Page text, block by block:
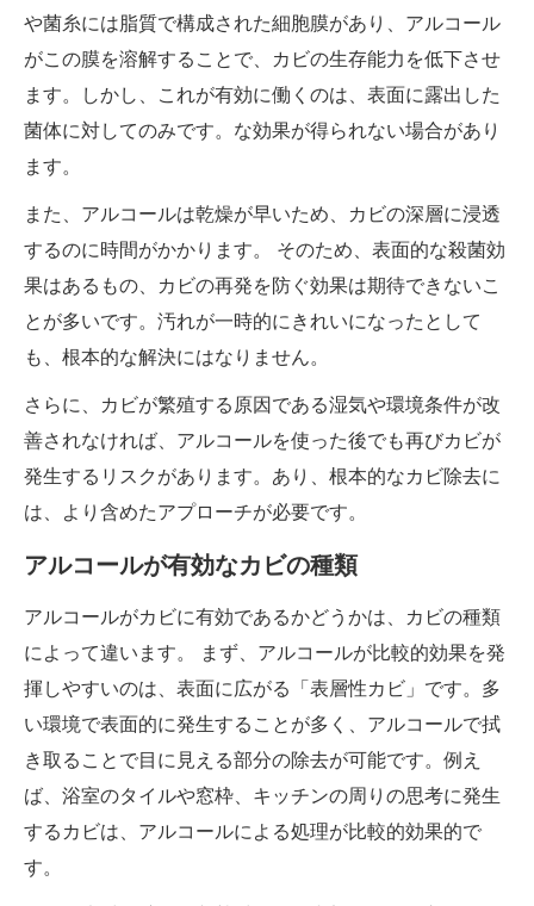
や菌糸には脂質で構成された細胞膜があり、アルコール
がこの膜を溶解することで、カビの生存能力を低下させ
ます。しかし、これが有効に働くのは、表面に露出した
菌体に対してのみです。な効果が得られない場合があり
ます。
また、アルコールは乾燥が早いため、カビの深層に浸透
するのに時間がかかります。 そのため、表面的な殺菌効
果はあるもの、カビの再発を防ぐ効果は期待できないこ
とが多いです。汚れが一時的にきれいになったとして
も、根本的な解決にはなりません。
さらに、カビが繁殖する原因である湿気や環境条件が改
善されなければ、アルコールを使った後でも再びカビが
発生するリスクがあります。あり、根本的なカビ除去に
は、より含めたアプローチが必要です。
アルコールが有効なカビの種類
アルコールがカビに有効であるかどうかは、カビの種類
によって違います。 まず、アルコールが比較的効果を発
揮しやすいのは、表面に広がる「表層性カビ」です。多
い環境で表面的に発生することが多く、アルコールで拭
き取ることで目に見える部分の除去が可能です。例え
ば、浴室のタイルや窓枠、キッチンの周りの思考に発生
するカビは、アルコールによる処理が比較的効果的で
す。